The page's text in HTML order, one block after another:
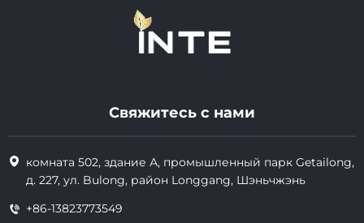
Свяжитесь с нами
комната 502, здание А, промышленный парк Getailong,
д. 227, ул. Bulong, район Longgang, Шэньчжэнь
+86-13823773549